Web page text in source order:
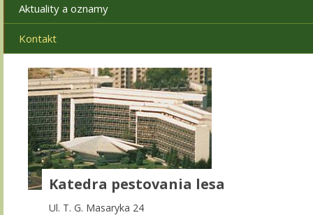
Aktuality a oznamy
Kontakt
Katedra pestovania lesa
Ul. T. G. Masaryka 24